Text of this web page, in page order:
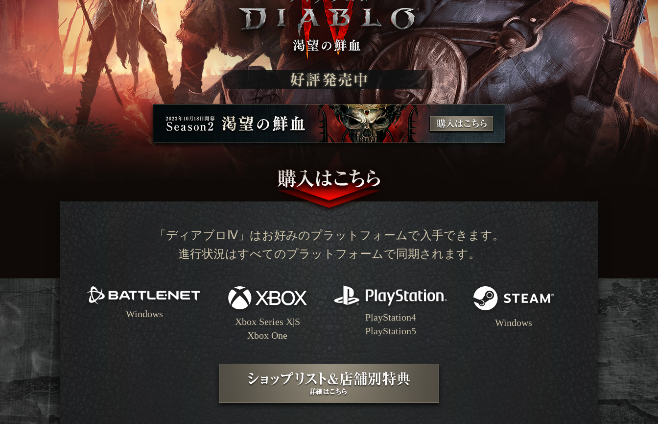
「ディアブロⅣ」はお好みのプラットフォームで入手できます。
進行状況はすべてのプラットフォームで同期されます。
Windows
Xbox Series X|S
Xbox One
PlayStation4
PlayStation5
Windows